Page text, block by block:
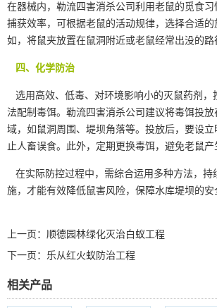
在器械内，勒流四害消杀公司利用老鼠的觅食
捕获效率，可根据老鼠的活动规律，选择合适的
如，将鼠夹放置在鼠洞附近或老鼠经常出没的路
四、化学防治
选用高效、低毒、对环境影响小的灭鼠药剂，
法配制毒饵。勒流四害消杀公司建议将毒饵投
域，如鼠洞周围、堤坝角落等。投放后，要设
止人畜误食。此外，定期更换毒饵，避免老鼠产
在实际防控过程中，需综合运用多种方法，持
施，才能有效降低鼠害风险，保障水库堤坝的安
上一页： 顺德园林绿化灭治白蚁工程
下一页： 乐从红火蚁防治工程
相关产品